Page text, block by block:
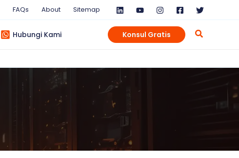
FAQs About Sitemap
Hubungi Kami Konsul Gratis